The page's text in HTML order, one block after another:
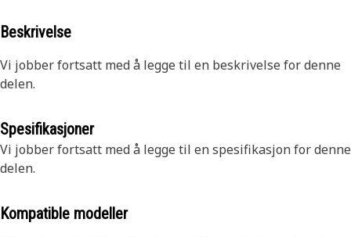
Beskrivelse
Vi jobber fortsatt med å legge til en beskrivelse for denne
delen.
Spesifikasjoner
Vi jobber fortsatt med å legge til en spesifikasjon for denne
delen.
Kompatible modeller